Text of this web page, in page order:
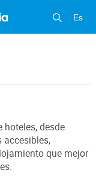
Es
hoteles, desde
que mejor